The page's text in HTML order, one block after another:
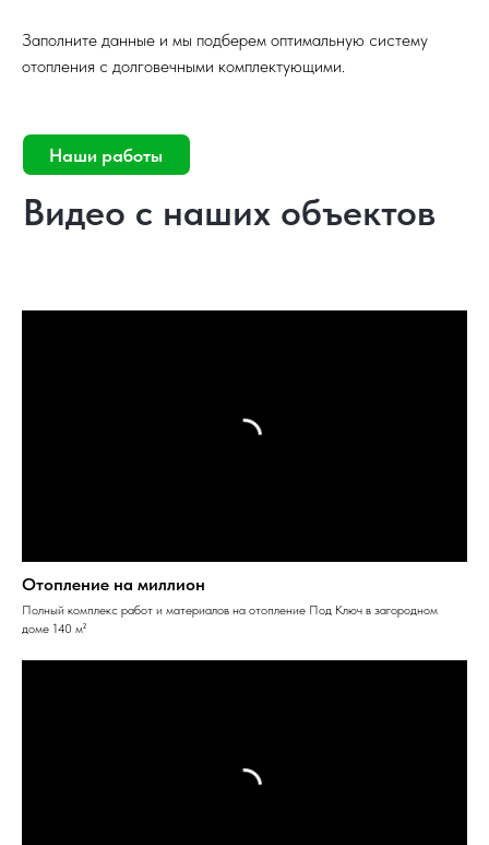
Заполните данные и мы подберем оптимальную систему
отопления с долговечными комплектующими.
Отопление на миллион
Полный комплекс работ и материалов на отопление Под Ключ в загородном
доме 140 м²